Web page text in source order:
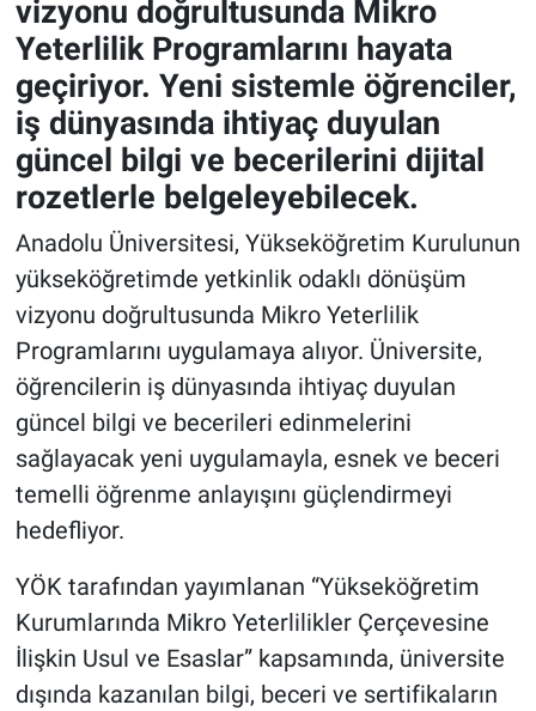
vizyonu doğrultusunda Mikro
Yeterlilik Programlarını hayata
geçiriyor. Yeni sistemle öğrenciler,
iş dünyasında ihtiyaç duyulan
güncel bilgi ve becerilerini dijital
rozetlerle belgeleyebilecek.
Anadolu Üniversitesi, Yükseköğretim Kurulunun
yükseköğretimde yetkinlik odaklı dönüşüm
vizyonu doğrultusunda Mikro Yeterlilik
Programlarını uygulamaya alıyor. Üniversite,
öğrencilerin iş dünyasında ihtiyaç duyulan
güncel bilgi ve becerileri edinmelerini
sağlayacak yeni uygulamayla, esnek ve beceri
temelli öğrenme anlayışını güçlendirmeyi
hedefliyor.
YÖK tarafından yayımlanan “Yükseköğretim
Kurumlarında Mikro Yeterlilikler Çerçevesine
İlişkin Usul ve Esaslar” kapsamında, üniversite
dışında kazanılan bilgi, beceri ve sertifikaların
Bilim ve Teknoloji